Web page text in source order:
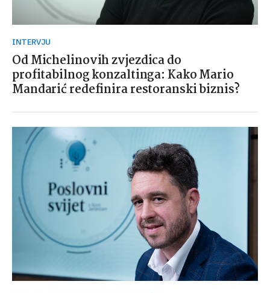
INTERVJU
Od Michelinovih zvjezdica do
profitabilnog konzaltinga: Kako Mario
Mandarić redefinira restoranski biznis?